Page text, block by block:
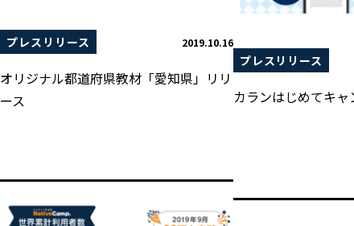
プレスリリース 2019.10.16
オリジナル都道府県教材「愛知県」リリ
ース
プレスリリース
カランはじめてキ